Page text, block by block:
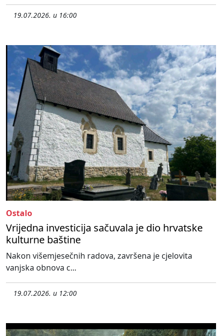
19.07.2026. u 16:00
Ostalo
Vrijedna investicija sačuvala je dio hrvatske
kulturne baštine
Nakon višemjesečnih radova, završena je cjelovita
vanjska obnova c...
19.07.2026. u 12:00